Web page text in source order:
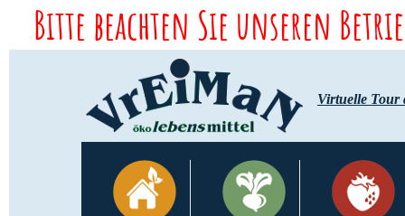
Bitte beachten Sie unseren
Virtuelle Tour